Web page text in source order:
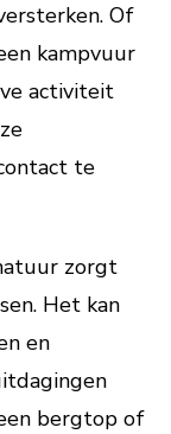
Of
kampvuur
activiteit
te
zorgt
Het kan
en
bergtop of